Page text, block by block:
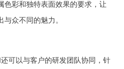
色彩和独特表面效果的要求，让
众不同的魅力。
可以与客户的研发团队协同，针